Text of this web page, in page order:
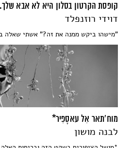
קופסת הקרטון בסלון היא לא אבא שלך.
דוידי רוזנפלד
"מישהו ביקש ממנה את זה?" אשתי שאלה
מוח'תאר אִל עאסָפִיר*
לבנה מושון